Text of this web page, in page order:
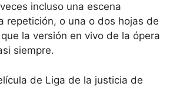
incluso una escena
repetición, o una o dos hojas de
la versión en vivo de la ópera
siempre.
de Liga de la justicia de